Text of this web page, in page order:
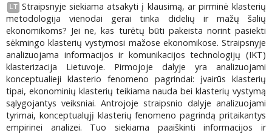
LT Straipsnyje siekiama atsakyti į klausimą, ar pirminė klasterių
metodologija vienodai gerai tinka didelių ir mažų šalių
ekonomikoms? Jei ne, kas turėtų būti pakeista norint pasiekti
sėkmingo klasterių vystymosi mažose ekonomikose. Straipsnyje
analizuojama informacijos ir komunikacijos technologijų (IKT)
klasterizacija Lietuvoje. Pirmojoje dalyje yra analizuojami
konceptualieji klasterio fenomeno pagrindai: įvairūs klasterių
tipai, ekonominių klasterių teikiama nauda bei klasterių vystymą
sąlygojantys veiksniai. Antrojoje straipsnio dalyje analizuojami
tyrimai, konceptualųjį klasterių fenomeno pagrindą pritaikantys
empirinei analizei. Tuo siekiama paaiškinti informacijos ir